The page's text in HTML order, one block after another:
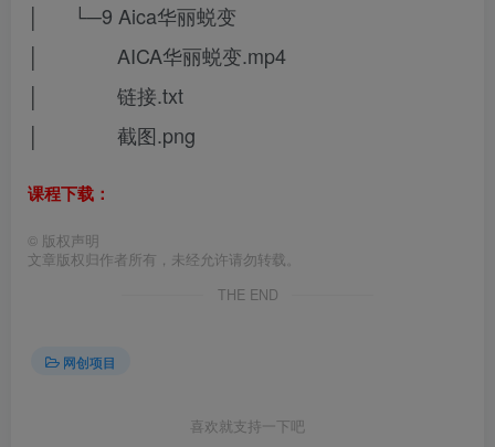
│ └─9 Aica华丽蜕变
│ AICA华丽蜕变.mp4
│ 链接.txt
│ 截图.png
课程下载：
© 版权声明
文章版权归作者所有，未经允许请勿转载。
THE END
网创项目
喜欢就支持一下吧